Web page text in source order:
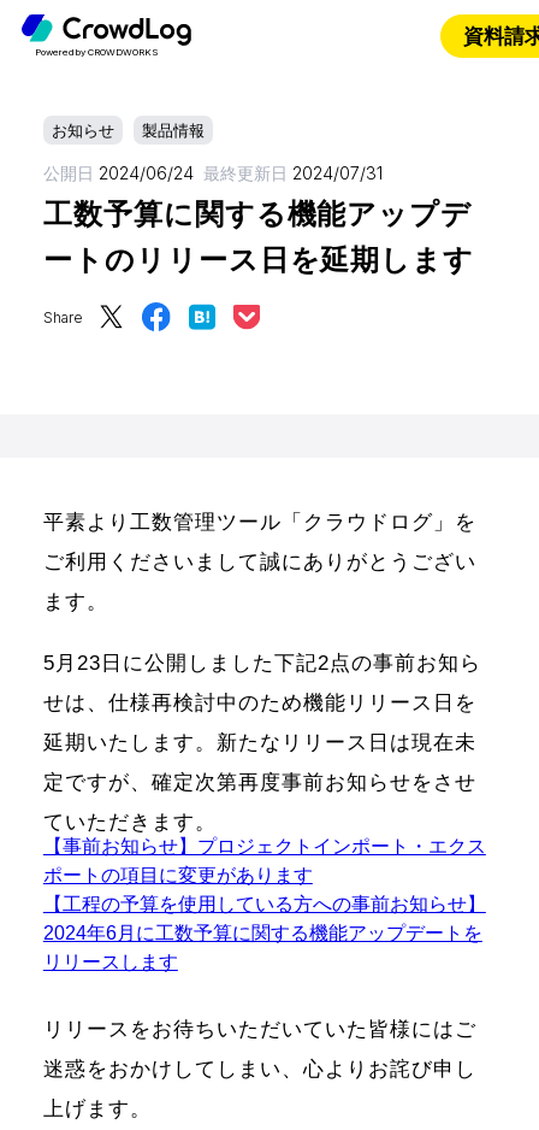
Powered by CROWDWORKS
資料請
お知らせ 製品情報
公開日 2024/06/24 最終更新日 2024/07/31
工数予算に関する機能アップデ
ートのリリース日を延期します
Share
平素より工数管理ツール「クラウドログ」を
ご利用くださいまして誠にありがとうござい
ます。
5月23日に公開しました下記2点の事前お知ら
せは、仕様再検討中のため機能リリース日を
延期いたします。新たなリリース日は現在未
定ですが、確定次第再度事前お知らせをさせ
ていただきます。
【事前お知らせ】プロジェクトインポート・エクス
ポートの項目に変更があります
【工程の予算を使用している方への事前お知らせ】
2024年6月に工数予算に関する機能アップデートを
リリースします
リリースをお待ちいただいていた皆様にはご
迷惑をおかけしてしまい、心よりお詫び申し
上げます。